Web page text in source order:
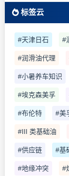
标签云
#天津日石 #
#润滑油代理
#小暑养车知识
#埃克森美孚
#布伦特 #美
#III 类基础油
#供应链 #基
#地缘冲突 #